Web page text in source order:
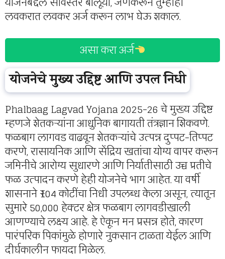
लवकरात लवकर अर्ज करून लाभ घेऊ शकाल.
असा करा अर्ज
योजनेचे मुख्य उद्दिष्ट आणि उपलब्ध निधी
Phalbaag Lagvad Yojana 2025-26 चे मुख्य उद्दिष्ट
म्हणजे शेतकऱ्यांना आधुनिक बागायती तंत्रज्ञान शिकवणे.
फळबाग लागवड वाढवून शेतकऱ्यांचे उत्पन्न दुप्पट-तिप्पट
करणे, रासायनिक आणि सेंद्रिय खतांचा योग्य वापर करून
जमिनीचे आरोग्य सुधारणे आणि निर्यातीसाठी उच्च प्रतीचे
फळ उत्पादन करणे हेही योजनेचे भाग आहेत. या वर्षी
शासनाने ₹104 कोटींचा निधी उपलब्ध केला असून, त्यातून
सुमारे 50,000 हेक्टर क्षेत्र फळबाग लागवडीखाली
आणण्याचे लक्ष्य आहे. हे ऐकून मन प्रसन्न होते, कारण
पारंपरिक पिकांमुळे होणारे नुकसान टाळता येईल आणि
दीर्घकालीन फायदा मिळेल.